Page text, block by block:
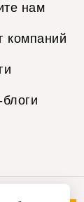
нам
компаний